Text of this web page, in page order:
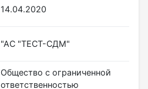
14.04.2020
"АС "ТЕСТ-СДМ"
Общество с ограниченной
ответственностью